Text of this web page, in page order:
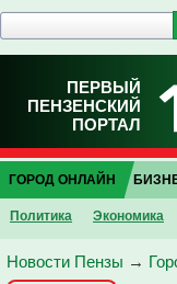
ПЕРВЫЙ
ПЕНЗЕНСКИЙ
ПОРТАЛ
ГОРОД ОНЛАЙН
Политика Экономика
Новости Пензы →